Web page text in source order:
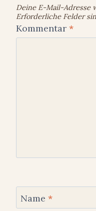
Deine E-Mail-
Erforderliche Felder
Kommentar *
Name *